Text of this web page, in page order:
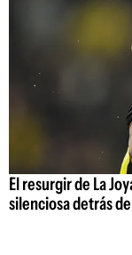
El resurgir de La
silenciosa detrás